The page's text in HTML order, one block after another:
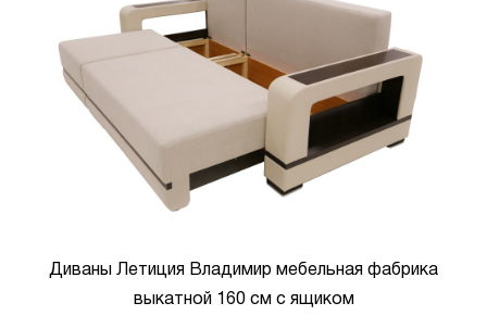
Диваны Летиция Владимир мебельная фабрика
выкатной 160 см с ящиком